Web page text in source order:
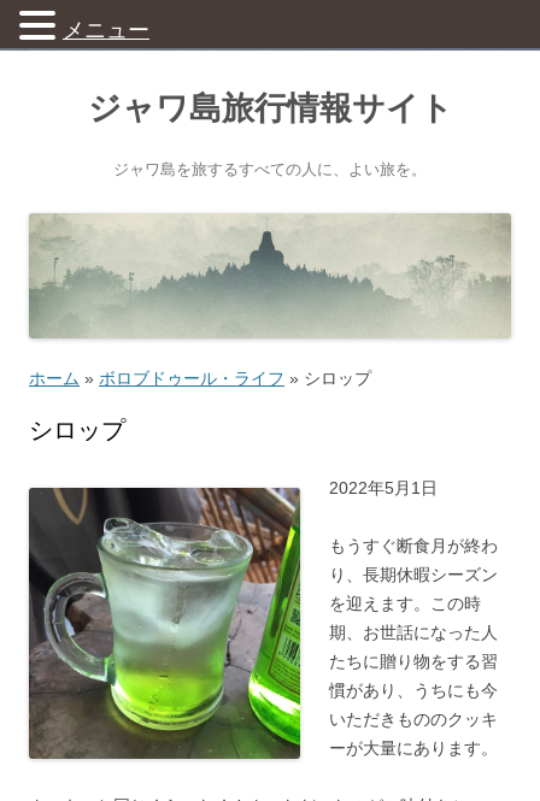
ジャワ島旅行情報サイト
ジャワ島を旅するすべての人に、よい旅を。
ホーム » ボロブドゥール・ライフ » シロップ
シロップ
2022年5月1日
もうすぐ断食月が終わ
り、長期休暇シーズン
を迎えます。この時
期、お世話になった人
たちに贈り物をする習
慣があり、うちにも今
いただきもののクッキ
ーが大量にあります。
メニュー